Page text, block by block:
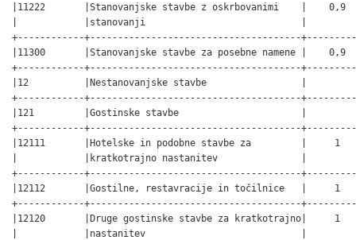
|11222       |Stanovanjske stavbe z oskrbovanimi    |
|            |stanovanji                            |
+------------+--------------------------------------
|11300       |Stanovanjske stavbe za posebne namene |
+------------+--------------------------------------
|12          |Nestanovanjske stavbe                 |
+------------+--------------------------------------
|121         |Gostinske stavbe                      |
+------------+--------------------------------------
|12111       |Hotelske in podobne stavbe za         |     1
|            |kratkotrajno nastanitev               |
+------------+--------------------------------------
|12112       |Gostilne, restavracije in točilnice   |     1
+------------+--------------------------------------
|12120       |Druge gostinske stavbe za kratkotrajno|     1
|            |nastanitev                            |